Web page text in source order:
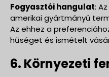
Fogyasztói hangulat:
amerikai gyártmányú
Az ehhez a
hűséget és ismételt
6. Környezeti